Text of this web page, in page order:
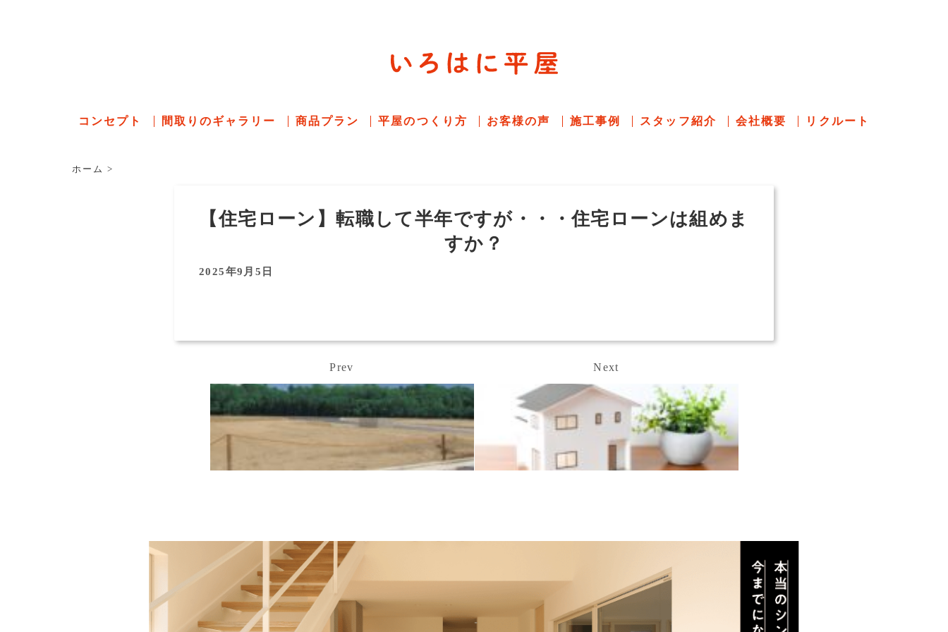
コンセプト 間取りのギャラリー 商品プラン 平屋のつくり方 お客様の声 施工事例 スタッフ紹介 会社概要 リクルート
ホーム >
【住宅ローン】転職して半年ですが・・・住宅ローンは組めま
すか？
2025年9月5日
Prev Next